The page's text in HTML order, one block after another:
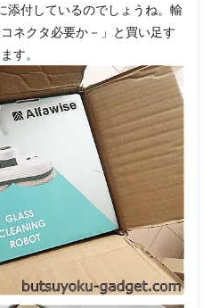
添付しているのでしょうね。輸
ネクタ必要か－」と買い足す
す。